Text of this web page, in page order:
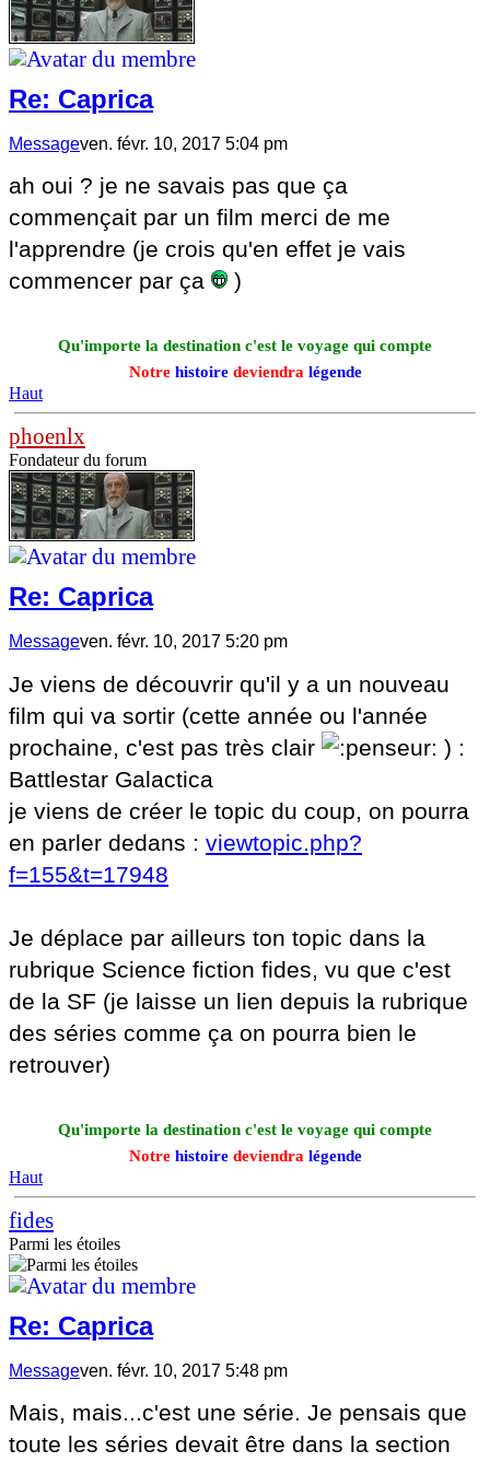
Re: Caprica
Messageven. févr. 10, 2017 5:04 pm
ah oui ? je ne savais pas que ça
commençait par un film merci de me
l'apprendre (je crois qu'en effet je vais
commencer par ça
)
Qu'importe la destination c'est le voyage qui compte
Notre histoire deviendra légende
Haut
phoenlx
Fondateur du forum
Re: Caprica
Messageven. févr. 10, 2017 5:20 pm
Je viens de découvrir qu'il y a un nouveau
film qui va sortir (cette année ou l'année
prochaine, c'est pas très clair
) :
Battlestar Galactica
je viens de créer le topic du coup, on pourra
en parler dedans : viewtopic.php?
f=155&t=17948
Je déplace par ailleurs ton topic dans la
rubrique Science fiction fides, vu que c'est
de la SF (je laisse un lien depuis la rubrique
des séries comme ça on pourra bien le
retrouver)
Qu'importe la destination c'est le voyage qui compte
Notre histoire deviendra légende
Haut
fides
Parmi les étoiles
Re: Caprica
Messageven. févr. 10, 2017 5:48 pm
Mais, mais...c'est une série. Je pensais que
toute les séries devait être dans la section